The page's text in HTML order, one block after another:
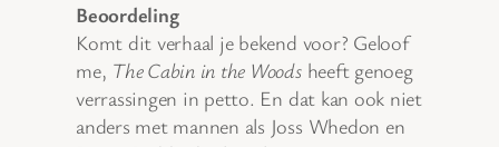
Beoordeling
Komt dit verhaal je bekend voor? Geloof
me, The Cabin in the Woodsheeft genoeg
verrassingen in petto. En dat kan ook niet
anders met mannen als Joss Whedon en